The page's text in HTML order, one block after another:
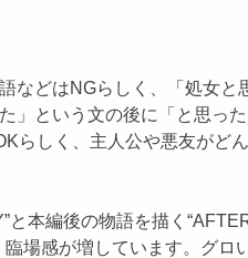
などはNGらしく、「処女と
」という文の後に「と思
らしく、主人公や悪友がど
本編後の物語を描く
場感が増しています。グロ